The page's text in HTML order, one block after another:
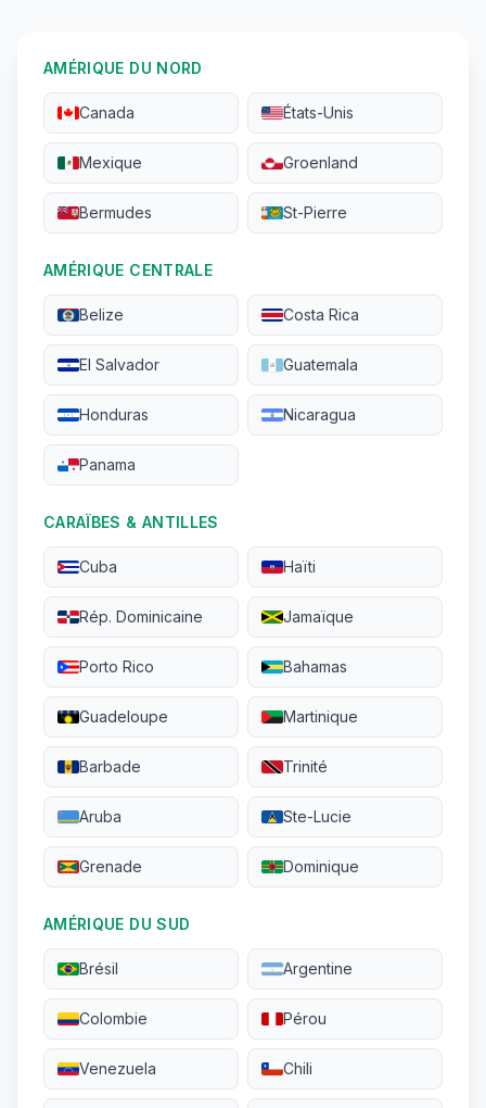
AMÉRIQUE DU NORD
Canada États-Unis
Mexique Groenland
Bermudes St-Pierre
AMÉRIQUE CENTRALE
Belize Costa Rica
El Salvador Guatemala
Honduras Nicaragua
Panama
CARAÏBES & ANTILLES
Cuba Haïti
Rép. Dominicaine Jamaïque
Porto Rico Bahamas
Guadeloupe Martinique
Barbade Trinité
Aruba Ste-Lucie
Grenade Dominique
AMÉRIQUE DU SUD
Brésil Argentine
Colombie Pérou
Venezuela Chili